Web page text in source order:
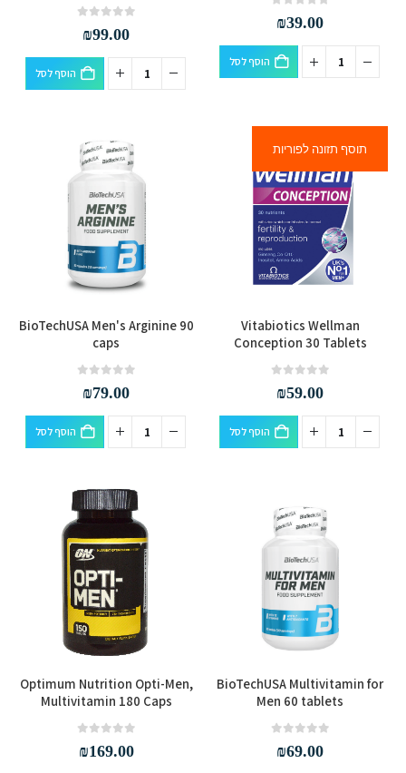
₪39.00
הוסף לסל
₪99.00
הוסף לסל
תוסף תזונה לפוריות
Vitabiotics Wellman
Conception 30 Tablets
₪59.00
הוסף לסל
BioTechUSA Men's Arginine 90
caps
₪79.00
הוסף לסל
BioTechUSA Multivitamin for
Men 60 tablets
₪69.00
Optimum Nutrition Opti-Men,
Multivitamin 180 Caps
₪169.00